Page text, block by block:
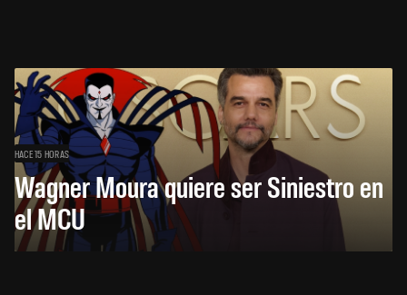
HACE 15 HORAS
Wagner Moura quiere ser Siniestro en
el MCU